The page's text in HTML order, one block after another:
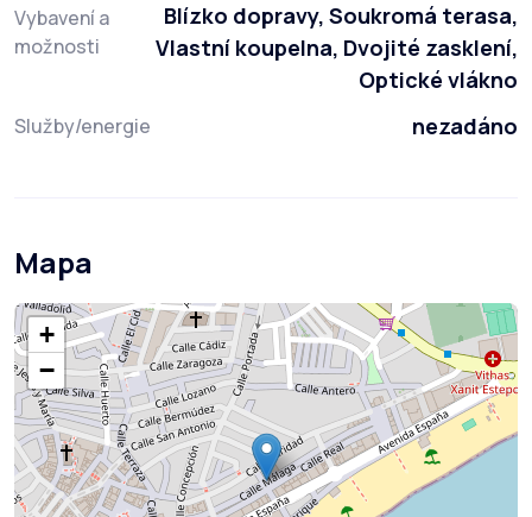
Vybavení a
možnosti
Blízko dopravy, Soukromá terasa,
Vlastní koupelna, Dvojité zasklení,
Optické vlákno
Služby/energie nezadáno
Mapa
+
−